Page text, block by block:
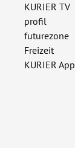
KURIER TV
profil
futurezone
Freizeit
KURIER App